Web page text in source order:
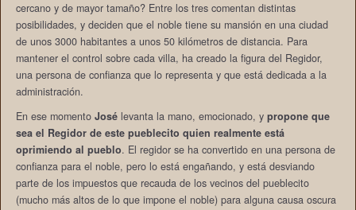
cercano y de mayor tamaño? Entre los tres comentan distintas
posibilidades, y deciden que el noble tiene su mansión en una ciudad
de unos 3000 habitantes a unos 50 kilómetros de distancia. Para
mantener el control sobre cada villa, ha creado la figura del Regidor,
una persona de confianza que lo representa y que está dedicada a la
administración.
En ese momento Josélevanta la mano, emocionado, y propone que
sea el Regidor de este pueblecito quien realmente está
oprimiendo al pueblo. El regidor se ha convertido en una persona de
confianza para el noble, pero lo está engañando, y está desviando
parte de los impuestos que recauda de los vecinos del pueblecito
(mucho más altos de lo que impone el noble) para alguna causa oscura